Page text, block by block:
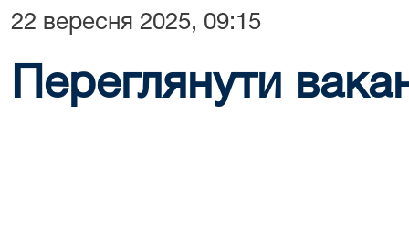
22 вересня 2025, 09:15
Переглянути